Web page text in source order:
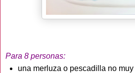
Para 8 personas:
una merluza o pescadilla no